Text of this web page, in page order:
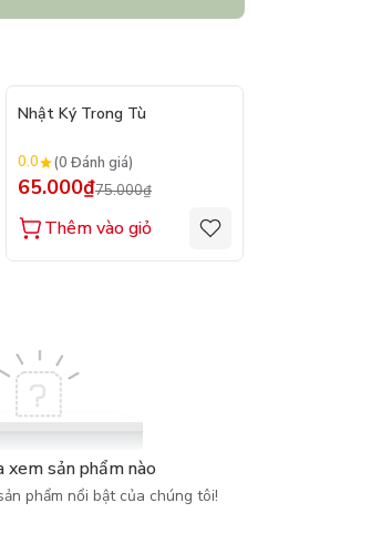
Nhật Ký Trong Tù
0.0 (0 Đánh giá)
65.000₫75.000₫
Thêm vào giỏ
xem sản phẩm nào
phẩm nổi bật của chúng tôi!